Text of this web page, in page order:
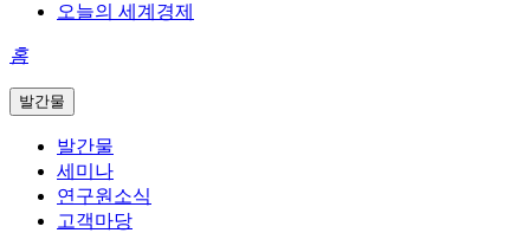
오늘의 세계경제
홈
발간물
발간물
세미나
연구원소식
고객마당